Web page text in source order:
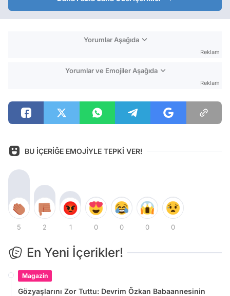
Yorumlar Aşağıda
Reklam
Yorumlar ve Emojiler Aşağıda
Reklam
BU İÇERİĞE EMOJİYLE TEPKİ VER!
5 2 1 0 0 0 0
En Yeni İçerikler!
Magazin
Gözyaşlarını Zor Tuttu: Devrim Özkan Babaannesinin